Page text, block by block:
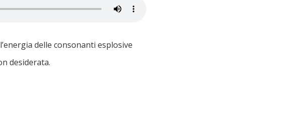
delle consonanti esplosive
desiderata.